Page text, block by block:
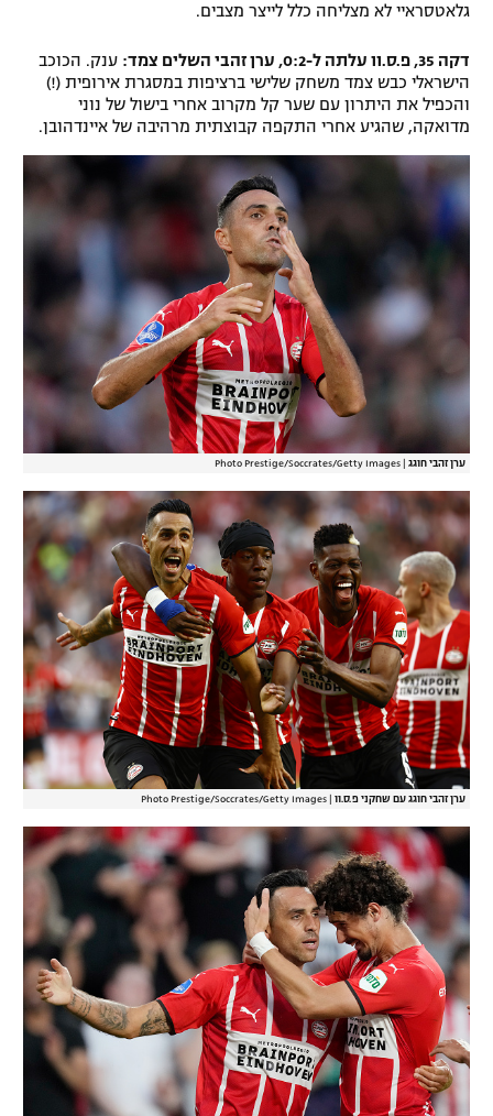
גלאטסראיי לא מצליחה כלל לייצר מצבים.
דקה 35, פ.ס.וו עלתה ל-0:2, ערן זהבי השלים צמד:
ענק. הכוכב
הישראלי כבש צמד משחק שלישי ברציפות במסגרת אירופית (!)
והכפיל את היתרון עם שער קל מקרוב אחרי בישול של נוני
מדואקה, שהגיע אחרי התקפה קבוצתית מרהיבה של איינדהובן.
ערן זהבי חוגג Photo Prestige/Soccrates/Getty Images
ערן זהבי חוגג עם שחקני פ.ס.וו Photo Prestige/Soccrates/Getty Images